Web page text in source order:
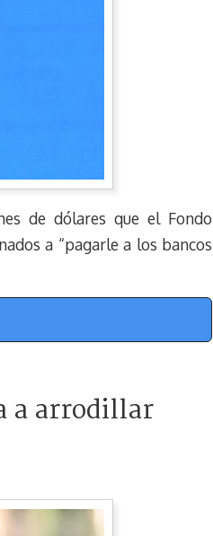
de dólares que el Fondo
a “pagarle a los bancos
a arrodillar